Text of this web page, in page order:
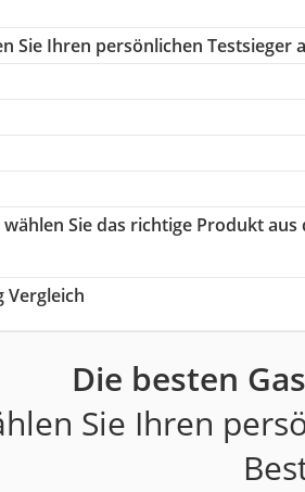
Sie Ihren persönlichen Testsieger
wählen Sie das richtige Produkt
Vergleich
Die besten
Sie Ihren